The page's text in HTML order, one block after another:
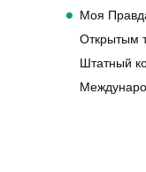
Моя
Открытым
Штатный